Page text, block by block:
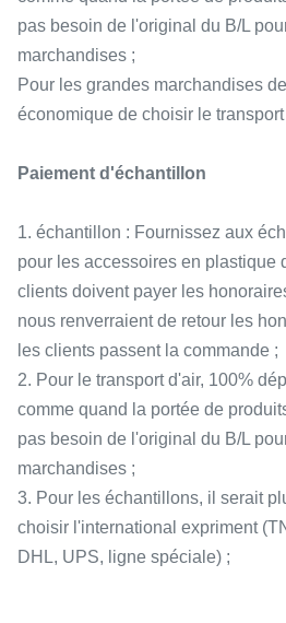
pas besoin de l'original du B/L
marchandises ;
Pour les grandes marchandises
économique de choisir le transport
Paiement d'échantillon
1. échantillon : Fournissez aux
pour les accessoires en plastique
clients doivent payer les
nous renverraient de retour les
les clients passent la commande ;
2. Pour le transport d'air, 100%
comme quand la portée de
pas besoin de l'original du B/L
marchandises ;
3. Pour les échantillons, il serait
choisir l'international expriment
DHL, UPS, ligne spéciale) ;